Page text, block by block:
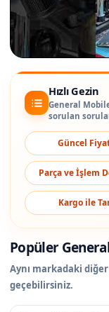
Hızlı Gezin
General
sorulan
Güncel
Parça ve İşlem
Kargo ile
Popüler
Aynı markadaki
geçebilirsiniz.